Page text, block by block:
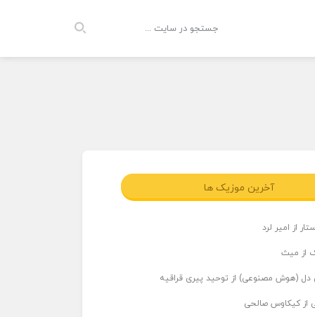
آخرین موزیک ها
از امیر لرد
از میث
دل (هوش مصنوعی) از توحید پیری قراقیه
از کیکاوس صالحی